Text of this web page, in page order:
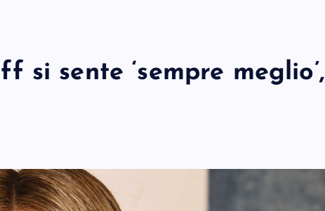
sente ‘sempre meglio’,